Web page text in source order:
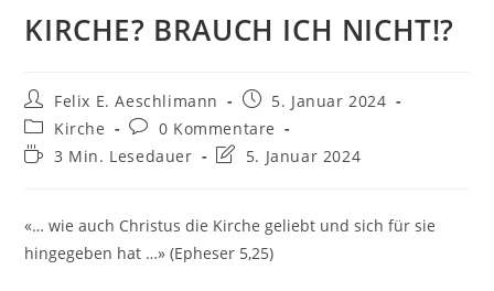
KIRCHE? BRAUCH ICH NICHT!?
Felix E. Aeschlimann
5. Januar 2024
Kirche
0 Kommentare
3 Min. Lesedauer
5. Januar 2024
«… wie auch Christus die Kirche geliebt und sich für sie
hingegeben hat …» (Epheser 5,25)